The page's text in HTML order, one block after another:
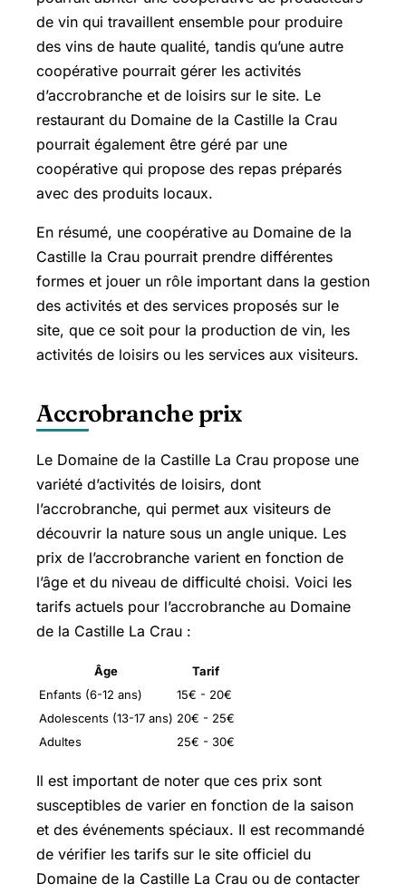
de vin qui travaillent ensemble pour produire
des vins de haute qualité, tandis qu’une autre
coopérative pourrait gérer les activités
d’accrobranche et de loisirs sur le site. Le
restaurant du Domaine de la Castille la Crau
pourrait également être géré par une
coopérative qui propose des repas préparés
avec des produits locaux.
En résumé, une coopérative au Domaine de la
Castille la Crau pourrait prendre différentes
formes et jouer un rôle important dans la gestion
des activités et des services proposés sur le
site, que ce soit pour la production de vin, les
activités de loisirs ou les services aux visiteurs.
Accrobranche prix
Le Domaine de la Castille La Crau propose une
variété d’activités de loisirs, dont
l’accrobranche, qui permet aux visiteurs de
découvrir la nature sous un angle unique. Les
prix de l’accrobranche varient en fonction de
l’âge et du niveau de difficulté choisi. Voici les
tarifs actuels pour l’accrobranche au Domaine
de la Castille La Crau :
Âge
Tarif
Enfants (6-12 ans)
15€ - 20€
Adolescents (13-17 ans) 20€ - 25€
Adultes
25€ - 30€
Il est important de noter que ces prix sont
susceptibles de varier en fonction de la saison
et des événements spéciaux. Il est recommandé
de vérifier les tarifs sur le site officiel du
Domaine de la Castille La Crau ou de contacter